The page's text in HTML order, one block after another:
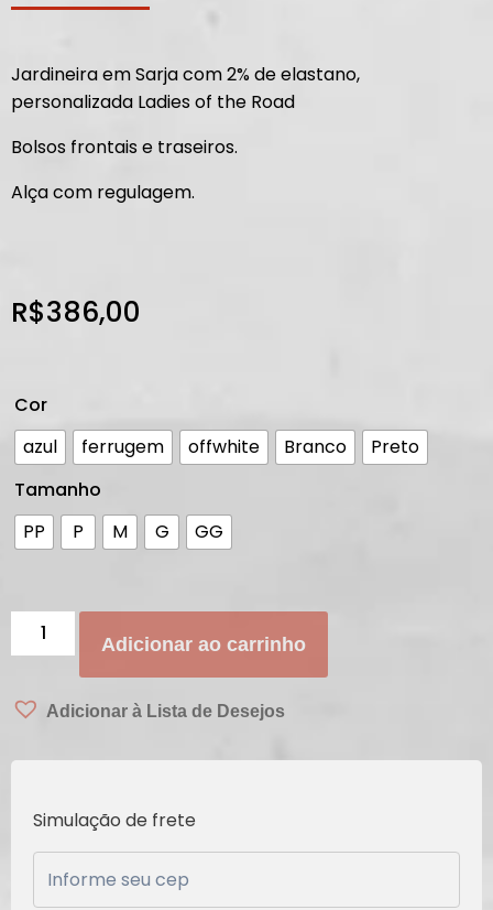
Jardineira em Sarja com 2% de elastano,
personalizada Ladies of the Road
Bolsos frontais e traseiros.
Alça com regulagem.
R$386,00
Cor
azul
ferrugem offwhite Branco
Preto
Tamanho
PP
P M G GG
Adicionar ao carrinho
Adicionar à Lista de Desejos
Simulação de frete